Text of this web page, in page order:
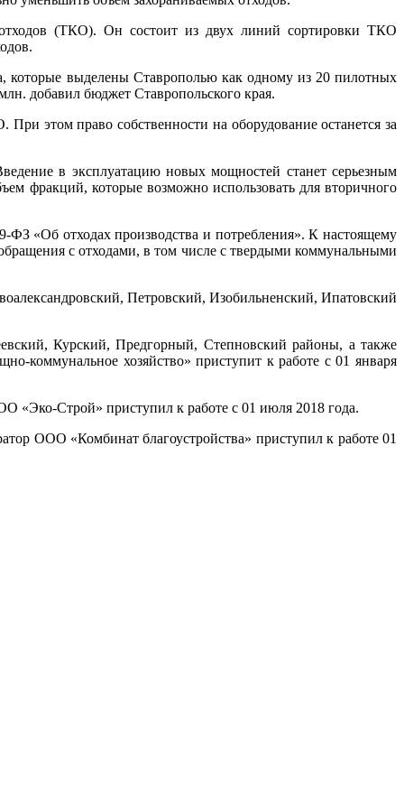
(ТКО). Он состоит из двух линий сортировки ТКО
которые выделены Ставрополью как одному из 20 пилотных
добавил бюджет Ставропольского края.
этом право собственности на оборудование останется за
в эксплуатацию новых мощностей станет серьезным
фракций, которые возможно использовать для вторичного
«Об отходах производства и потребления». К настоящему
с отходами, в том числе с твердыми коммунальными
Петровский, Изобильненский, Ипатовский
Курский, Предгорный, Степновский районы, а также
коммунальное хозяйство» приступит к работе с 01 января
«Эко-Строй» приступил к работе с 01 июля 2018 года.
ООО «Комбинат благоустройства» приступил к работе 01